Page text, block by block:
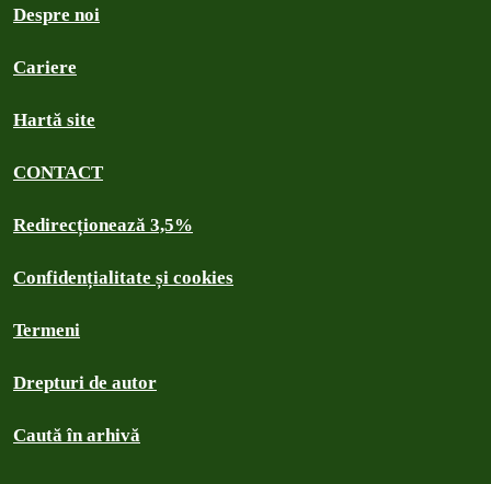
Despre noi
Cariere
Hartă site
CONTACT
Redirecționează 3,5%
Confidențialitate și cookies
Termeni
Drepturi de autor
Caută în arhivă